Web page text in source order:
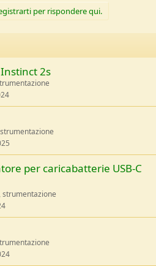
per rispondere qui.
2s
per caricabatterie USB-C